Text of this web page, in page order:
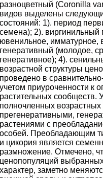
разноцветный (Coronilla
видов выделены
состояний: 1). период
семена); 2). виргинильный
ювенильное, имматурное,
генеративный (молодое,
генеративное); 4).
возрастной структуры
проведено в
учетом приуроченности к
растительных сообществ.
полночлeнных
прегенеративными,
растениями с
особей. Преобладающим
и цикория является
размножение. Отмечено,
ценопопуляций
хаpaктер, заметно